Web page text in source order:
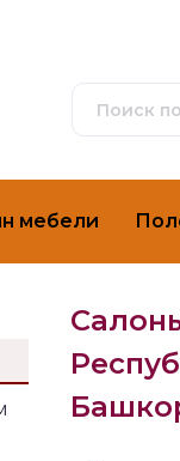
мебели